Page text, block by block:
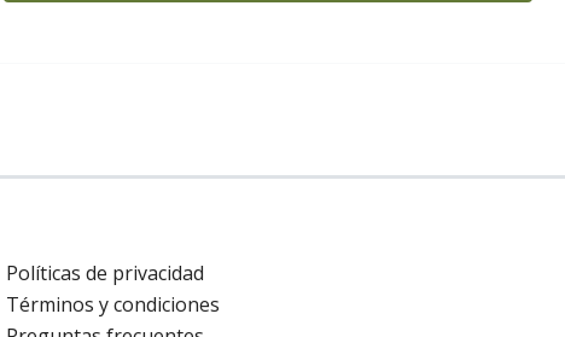
Políticas de privacidad
Términos y condiciones